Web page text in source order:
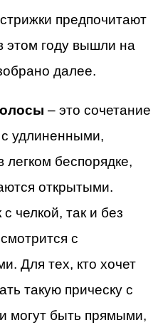
предпочитают
этом году вышли на
далее.
– это сочетание
с удлиненными,
беспорядке,
открытыми.
челкой, так и без
смотрится с
Для тех, кто хочет
такую прическу с
могут быть прямыми,